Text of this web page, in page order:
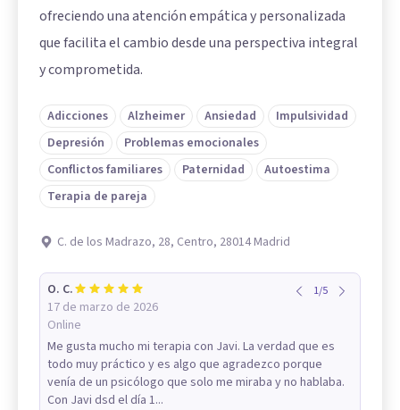
ofreciendo una atención empática y personalizada
que facilita el cambio desde una perspectiva integral
y comprometida.
Adicciones Alzheimer Ansiedad
Impulsividad
Depresión
Problemas emocionales
Conflictos familiares
Paternidad
Autoestima
Terapia de pareja
C. de los Madrazo, 28, Centro, 28014 Madrid
O. C.
17 de marzo de 2026
Online
1/5
Me gusta mucho mi terapia con Javi. La verdad que es
todo muy práctico y es algo que agradezco porque
venía de un psicólogo que solo me miraba y no hablaba.
Con Javi dsd el día 1...